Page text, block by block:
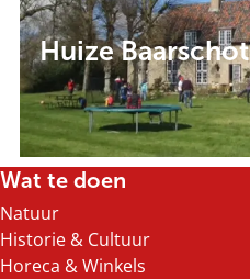
Huize Baarschot
Wat te doen
Natuur
Historie & Cultuur
Horeca & Winkels